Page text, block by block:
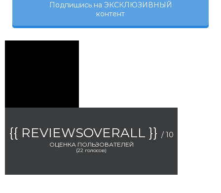
Подпишись на ЭКСКЛЮЗИВНЫЙ
контент
{{ REVIEWSOVERALL }} / 10
ОЦЕНКА ПОЛЬЗОВАТЕЛЕЙ
(22 голосов)